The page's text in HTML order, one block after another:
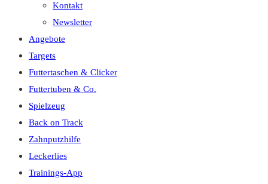
Kontakt
Newsletter
Angebote
Targets
Futtertaschen & Clicker
Futtertuben & Co.
Spielzeug
Back on Track
Zahnputzhilfe
Leckerlies
Trainings-App